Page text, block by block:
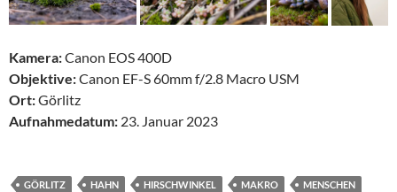
Kamera:Canon EOS 400D
Objektive:Canon EF-S 60mm f/2.8 Macro USM
Ort:Görlitz
Aufnahmedatum: 23. Januar 2023
GÖRLITZ HAHN HIRSCHWINKEL MAKRO MENSCHEN